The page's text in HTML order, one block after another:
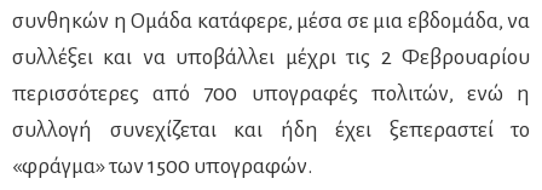
συνθηκών η Ομάδα κατάφερε, μέσα σε μια εβδομάδα, να
συλλέξει και να υποβάλλει μέχρι τις 2 Φεβρουαρίου
περισσότερες από 700 υπογραφές πολιτών, ενώ η
συλλογή συνεχίζεται και ήδη έχει ξεπεραστεί το
«φράγμα» των 1500 υπογραφών.